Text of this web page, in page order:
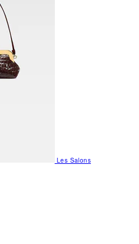
Les Salons